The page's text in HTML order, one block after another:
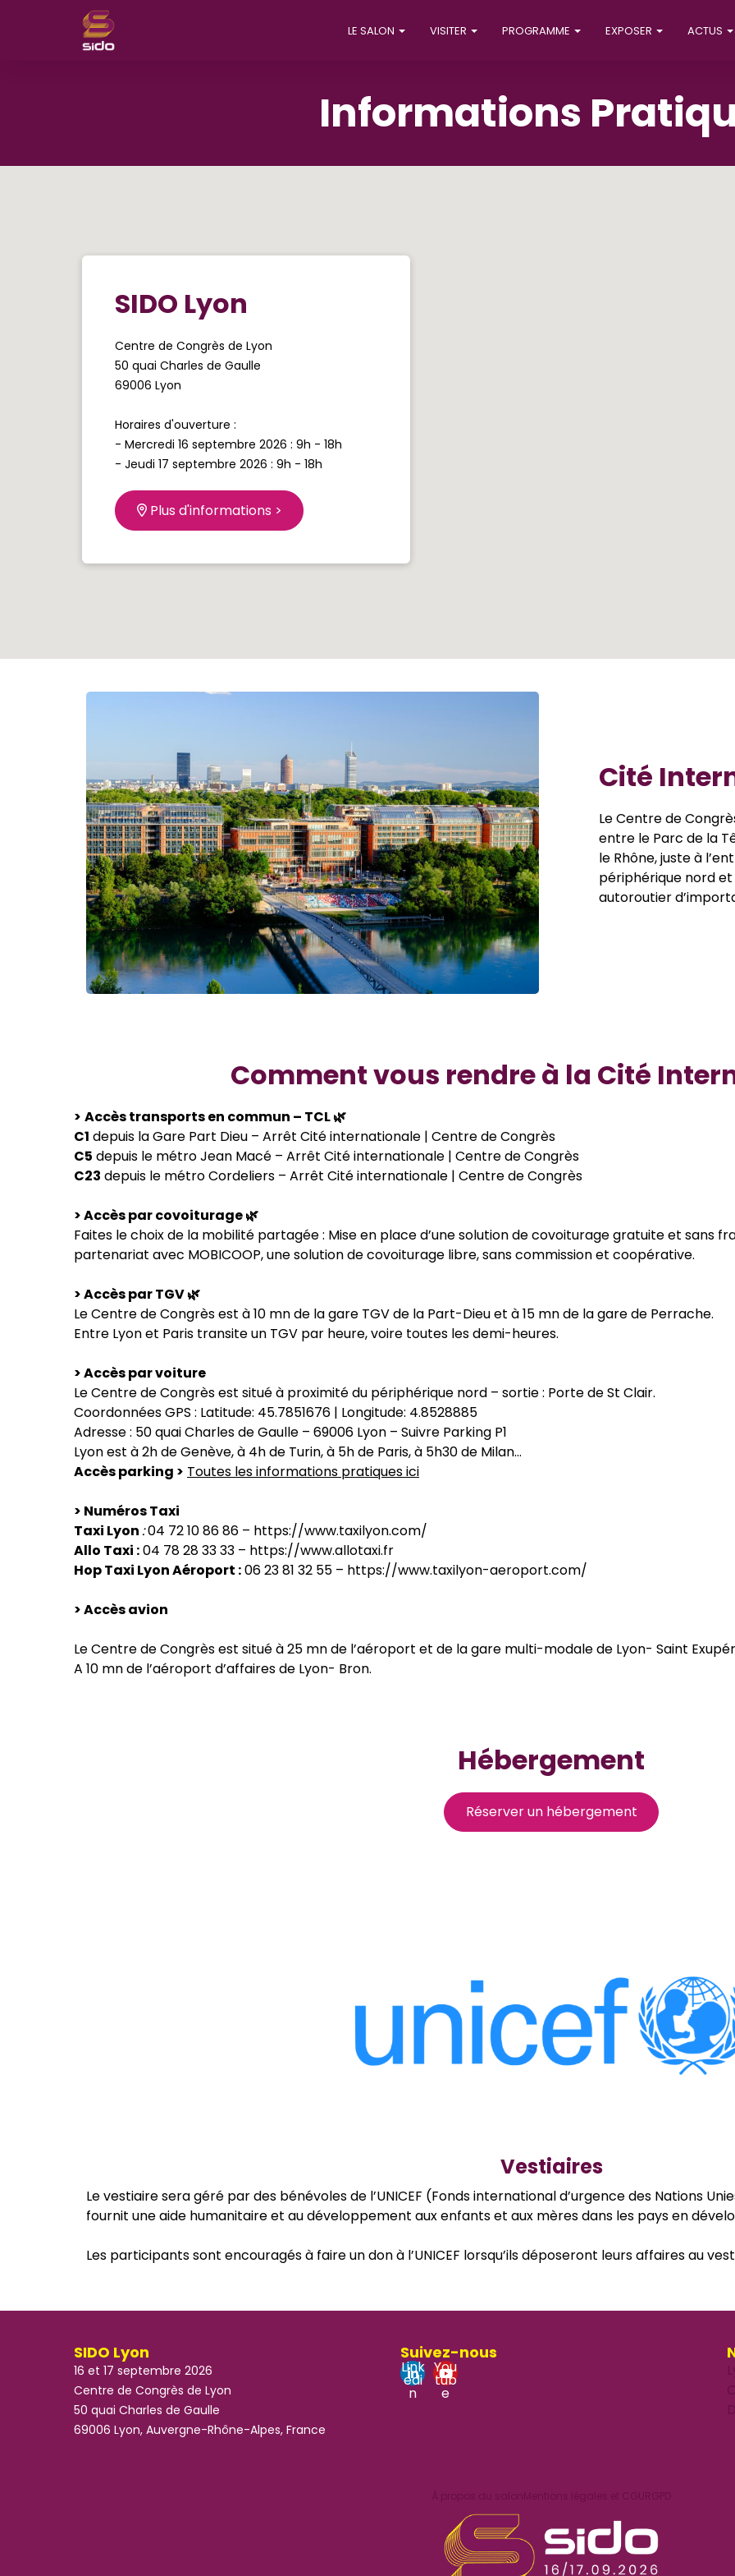
LE SALON VISITER PROGRAMME EXPOSER ACTUS
Informations
SIDO Lyon
Centre de Congrès de Lyon
50 quai Charles de Gaulle
69006 Lyon
Horaires d'ouverture :
- Mercredi 16 septembre 2026 : 9h - 18h
- Jeudi 17 septembre 2026 : 9h - 18h
Plus d'informations >
Cité
Le Centre de
entre le Parc de la
le Rhône, juste à
périphérique nord
autoroutier
Comment vous rendre à la Cité
> Accès transports en commun – TCL 🌿
C1 depuis la Gare Part Dieu – Arrêt Cité internationale | Centre de Congrès
C5 depuis le métro Jean Macé – Arrêt Cité internationale | Centre de Congrès
C23 depuis le métro Cordeliers – Arrêt Cité internationale | Centre de Congrès
> Accès par covoiturage 🌿
Faites le choix de la mobilité partagée : Mise en place d’une solution de covoiturage gratuite et sans
partenariat avec MOBICOOP, une solution de covoiturage libre, sans commission et coopérative.
> Accès par TGV 🌿
Le Centre de Congrès est à 10 mn de la gare TGV de la Part-Dieu et à 15 mn de la gare de Perrache.
Entre Lyon et Paris transite un TGV par heure, voire toutes les demi-heures.
> Accès par voiture
Le Centre de Congrès est situé à proximité du périphérique nord – sortie : Porte de St Clair.
Coordonnées GPS : Latitude: 45.7851676 | Longitude: 4.8528885
Adresse : 50 quai Charles de Gaulle – 69006 Lyon – Suivre Parking P1
Lyon est à 2h de Genève, à 4h de Turin, à 5h de Paris, à 5h30 de Milan…
Accès parking > Toutes les informations pratiques ici
> Numéros Taxi
Taxi Lyon :04 72 10 86 86 – https://www.taxilyon.com/
Allo Taxi :04 78 28 33 33 – https://www.allotaxi.fr
Hop Taxi Lyon Aéroport :06 23 81 32 55 – https://www.taxilyon-aeroport.com/
> Accès avion
Le Centre de Congrès est situé à 25 mn de l’aéroport et de la gare multi-modale de Lyon- Saint
A 10 mn de l’aéroport d’affaires de Lyon- Bron.
Hébergement
Réserver un hébergement
Vestiaires
Le vestiaire sera géré par des bénévoles de l’UNICEF (Fonds international d’urgence des Nations
fournit une aide humanitaire et au développement aux enfants et aux mères dans les pays en
Les participants sont encouragés à faire un don à l’UNICEF lorsqu’ils déposeront leurs affaires au
SIDO Lyon
16 et 17 septembre 2026
Centre de Congrès de Lyon
50 quai Charles de Gaulle
69006 Lyon, Auvergne-Rhône-Alpes, France
Suivez-nous
Link
edi
n
You
tub
e
À propos du salonMentions légales et CGURGPD